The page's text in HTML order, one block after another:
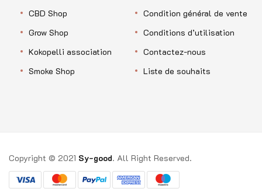
CBD Shop
Grow Shop
Kokopelli association
Smoke Shop
Condition général de vente
Conditions d’utilisation
Contactez-nous
Liste de souhaits
Copyright © 2021 Sy-good. All Right Reserved.